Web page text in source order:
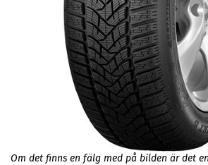
Om det finns en fälg med på bilden är det